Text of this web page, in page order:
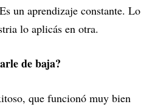
un aprendizaje constante. Lo
lo aplicás en otra.
de baja?
que funcionó muy bien